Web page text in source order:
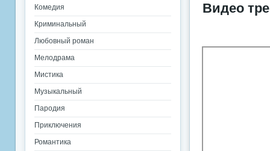
Видео
Комедия
Криминальный
Любовный роман
Мелодрама
Мистика
Музыкальный
Пародия
Приключения
Романтика